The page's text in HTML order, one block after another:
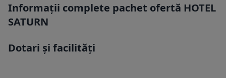
Informații complete pachet ofertă HOTEL
SATURN
Dotari și facilități